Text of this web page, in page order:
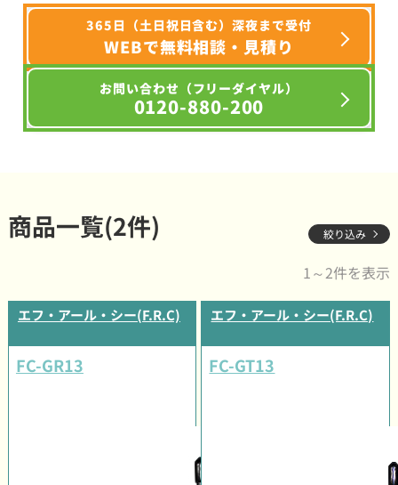
365日（土日祝日含む）深夜まで受付
WEBで無料相談・見積り
お問い合わせ（フリーダイヤル）
0120-880-200
商品一覧(2件) 絞り込み
1～2件を表示
エフ・アール・シー(F.R.C)
FC-GR13
エフ・アール・シー(F.R.C)
FC-GT13